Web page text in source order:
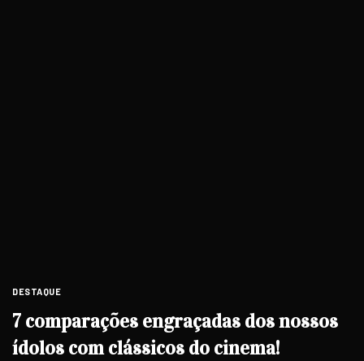
DESTAQUE
7 comparações engraçadas dos nossos
ídolos com clássicos do cinema!